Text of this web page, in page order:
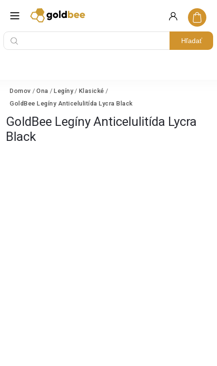
Hľadať
Domov / Ona / Legíny / Klasické /
GoldBee Legíny Anticelulitída Lycra Black
GoldBee Legíny Anticelulitída Lycra
Black